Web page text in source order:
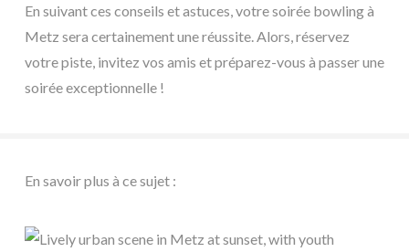
En suivant ces conseils et astuces, votre soirée bowling à
Metz sera certainement une réussite. Alors, réservez
votre piste, invitez vos amis et préparez-vous à passer une
soirée exceptionnelle !
En savoir plus à ce sujet :